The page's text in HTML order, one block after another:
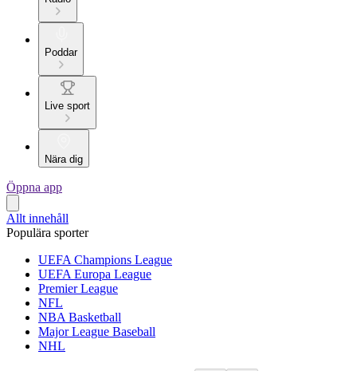
Poddar
Live sport
Nära dig
Öppna app
Allt innehåll
Populära sporter
UEFA Champions League
UEFA Europa League
Premier League
NFL
NBA Basketball
Major League Baseball
NHL